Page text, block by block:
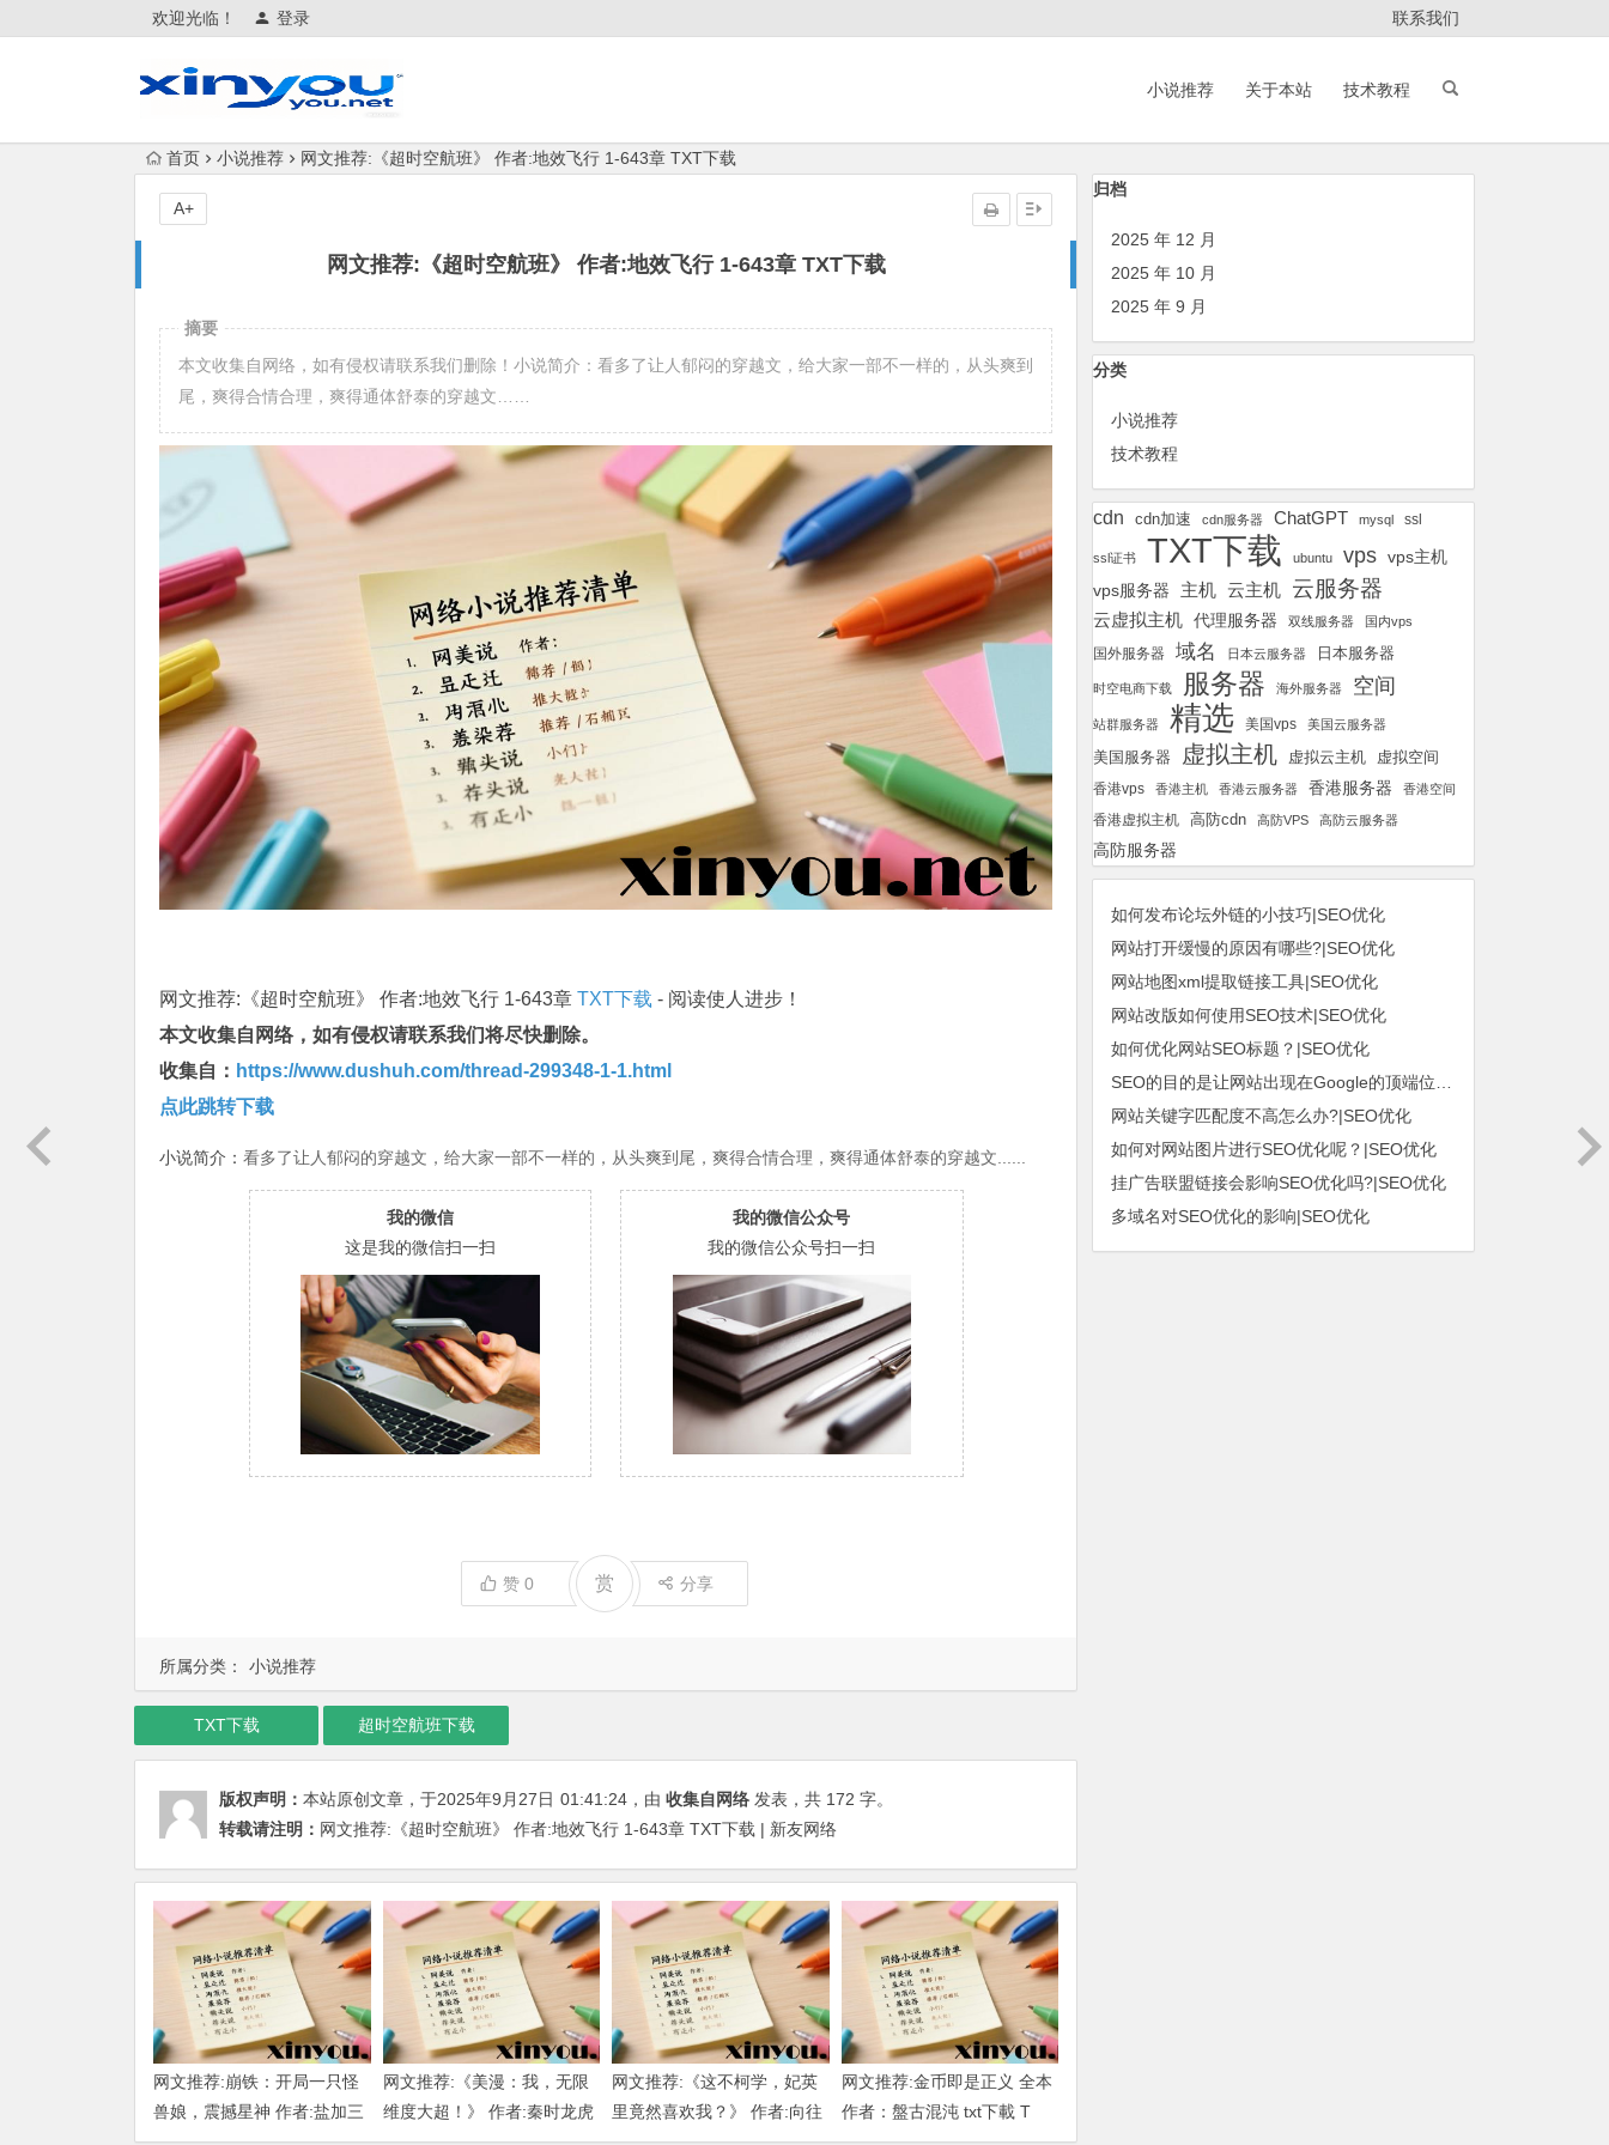
欢迎光临！ 登录 联系我们
小说推荐 关于本站 技术教程
首页 小说推荐 网文推荐:《超时空航班》 作者:地效飞行 1-643章 TXT下载
网文推荐:《超时空航班》 作者:地效飞行 1-643章 TXT下载
A+
所属分类： 小说推荐
摘要
本文收集自网络，如有侵权请联系我们删除！小说简介：看多了让人郁闷的穿越文，给大家一部不一样的，从头爽到
尾，爽得合情合理，爽得通体舒泰的穿越文……
网文推荐:《超时空航班》 作者:地效飞行 1-643章 TXT下载 - 阅读使人进步！
本文收集自网络，如有侵权请联系我们将尽快删除。
收集自： https://www.dushuh.com/thread-299348-1-1.html
点此跳转下载
小说简介： 看多了让人郁闷的穿越文，给大家一部不一样的，从头爽到尾，爽得合情合理，爽得通体舒泰的穿越文......
我的微信
这是我的微信扫一扫
我的微信公众号
我的微信公众号扫一扫
赞 0 赏 分享
TXT下载 超时空航班下载
版权声明： 本站原创文章，于2025年9月27日 01:41:24 ，由 收集自网络 发表，共 172 字。
转载请注明： 网文推荐:《超时空航班》 作者:地效飞行 1-643章 TXT下载 | 新友网络
网文推荐:崩铁：开局一只怪
兽娘，震撼星神 作者:盐加三
网文推荐:《美漫：我，无限
维度大超！》 作者:秦时龙虎
网文推荐:《这不柯学，妃英
里竟然喜欢我？》 作者:向往
网文推荐:金币即是正义 全本
作者：盤古混沌 txt下載 T
归档
2025 年 12 月
2025 年 10 月
2025 年 9 月
分类
小说推荐
技术教程
cdn cdn加速 cdn服务器 ChatGPT mysql ssl
ssl证书 TXT下载 ubuntu vps vps主机
vps服务器
主机 云主机 云服务器
云虚拟主机 代理服务器 双线服务器 国内vps
国外服务器 域名 日本云服务器 日本服务器
时空电商下载 服务器 海外服务器 空间
站群服务器 精选 美国vps 美国云服务器
美国服务器 虚拟主机 虚拟云主机 虚拟空间
香港vps 香港主机 香港云服务器 香港服务器 香港空间
香港虚拟主机 高防cdn 高防VPS 高防云服务器
高防服务器
如何发布论坛外链的小技巧|SEO优化
网站打开缓慢的原因有哪些?|SEO优化
网站地图xml提取链接工具|SEO优化
网站改版如何使用SEO技术|SEO优化
如何优化网站SEO标题？|SEO优化
网站关键字匹配度不高怎么办?|SEO优化
如何对网站图片进行SEO优化呢？|SEO优化
挂广告联盟链接会影响SEO优化吗?|SEO优化
多域名对SEO优化的影响|SEO优化